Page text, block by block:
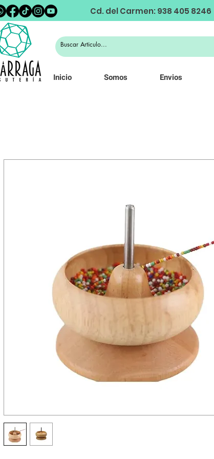
Cd. del Carmen: 938 405 8246
Inicio Somos Envios